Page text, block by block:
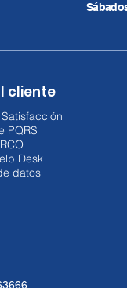
cliente
PQRS
Desk
datos